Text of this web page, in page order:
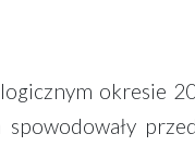
okresie